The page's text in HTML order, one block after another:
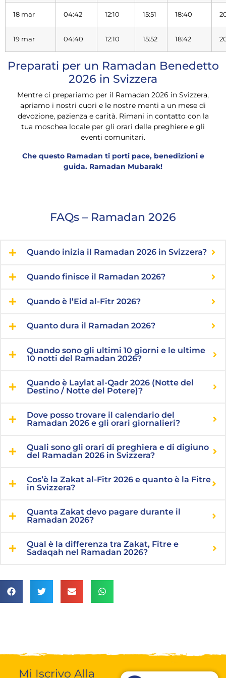
18 mar 04:42 12:10 15:51 18:40
19 mar 04:40 12:10 15:52 18:42
Preparati per un Ramadan Benedetto
2026 in Svizzera
Mentre ci prepariamo per il Ramadan 2026 in Svizzera,
apriamo i nostri cuori e le nostre menti a un mese di
devozione, pazienza e carità. Rimani in contatto con la
tua moschea locale per gli orari delle preghiere e gli
eventi comunitari.
Che questo Ramadan ti porti pace, benedizioni e
guida. Ramadan Mubarak!
FAQs – Ramadan 2026
Quando inizia il Ramadan 2026 in Svizzera?
Quando finisce il Ramadan 2026?
Quando è l’Eid al-Fitr 2026?
Quanto dura il Ramadan 2026?
Quando sono gli ultimi 10 giorni e le ultime
10 notti del Ramadan 2026?
Quando è Laylat al-Qadr 2026 (Notte del
Destino / Notte del Potere)?
Dove posso trovare il calendario del
Ramadan 2026 e gli orari giornalieri?
Quali sono gli orari di preghiera e di digiuno
del Ramadan 2026 in Svizzera?
Cos’è la Zakat al-Fitr 2026 e quanto è la Fitre
in Svizzera?
Quanta Zakat devo pagare durante il
Ramadan 2026?
Qual è la differenza tra Zakat, Fitre e
Sadaqah nel Ramadan 2026?
Mi Iscrivo Alla